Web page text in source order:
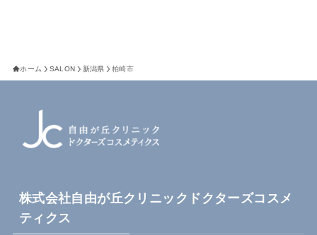
ホーム SALON 新潟県 柏崎市
株式会社自由が丘クリニックドクターズコスメ
ティクス